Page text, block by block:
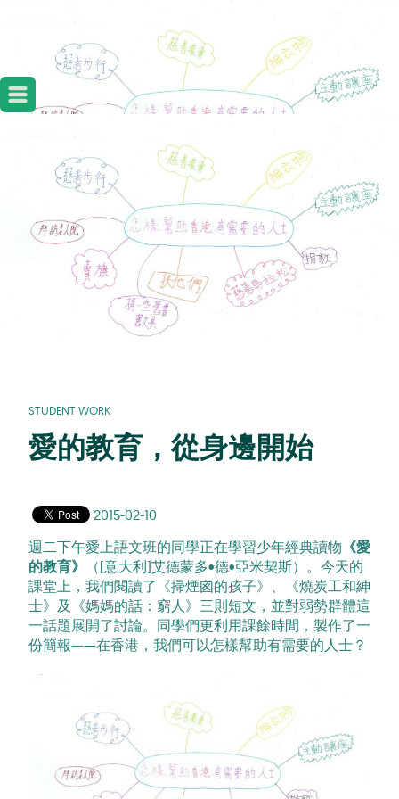
STUDENT WORK
愛的教育，從身邊開始
2015-02-10
週二下午愛上語文班的同學正在學習少年經典讀物 《愛
的教育》
（[意大利]艾德蒙多•德•亞米契斯）。今天的
課堂上，我們閱讀了《掃煙囪的孩子》、《燒炭工和紳
士》及《媽媽的話：窮人》三則短文，並對弱勢群體這
一話題展開了討論。同學們更利用課餘時間，製作了一
份簡報——在香港，我們可以怎樣幫助有需要的人士？